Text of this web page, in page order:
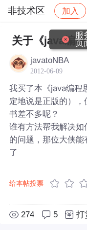
非技术区 加入
社区 非技术区
关于《java编
javatoNBA
2012-06-09
我买了本《java编程
定地说是正版的）
书差不多呢？
谁有方法帮我解决
的问题，那位大侠
了
给本帖投票
274 5 打
服
页